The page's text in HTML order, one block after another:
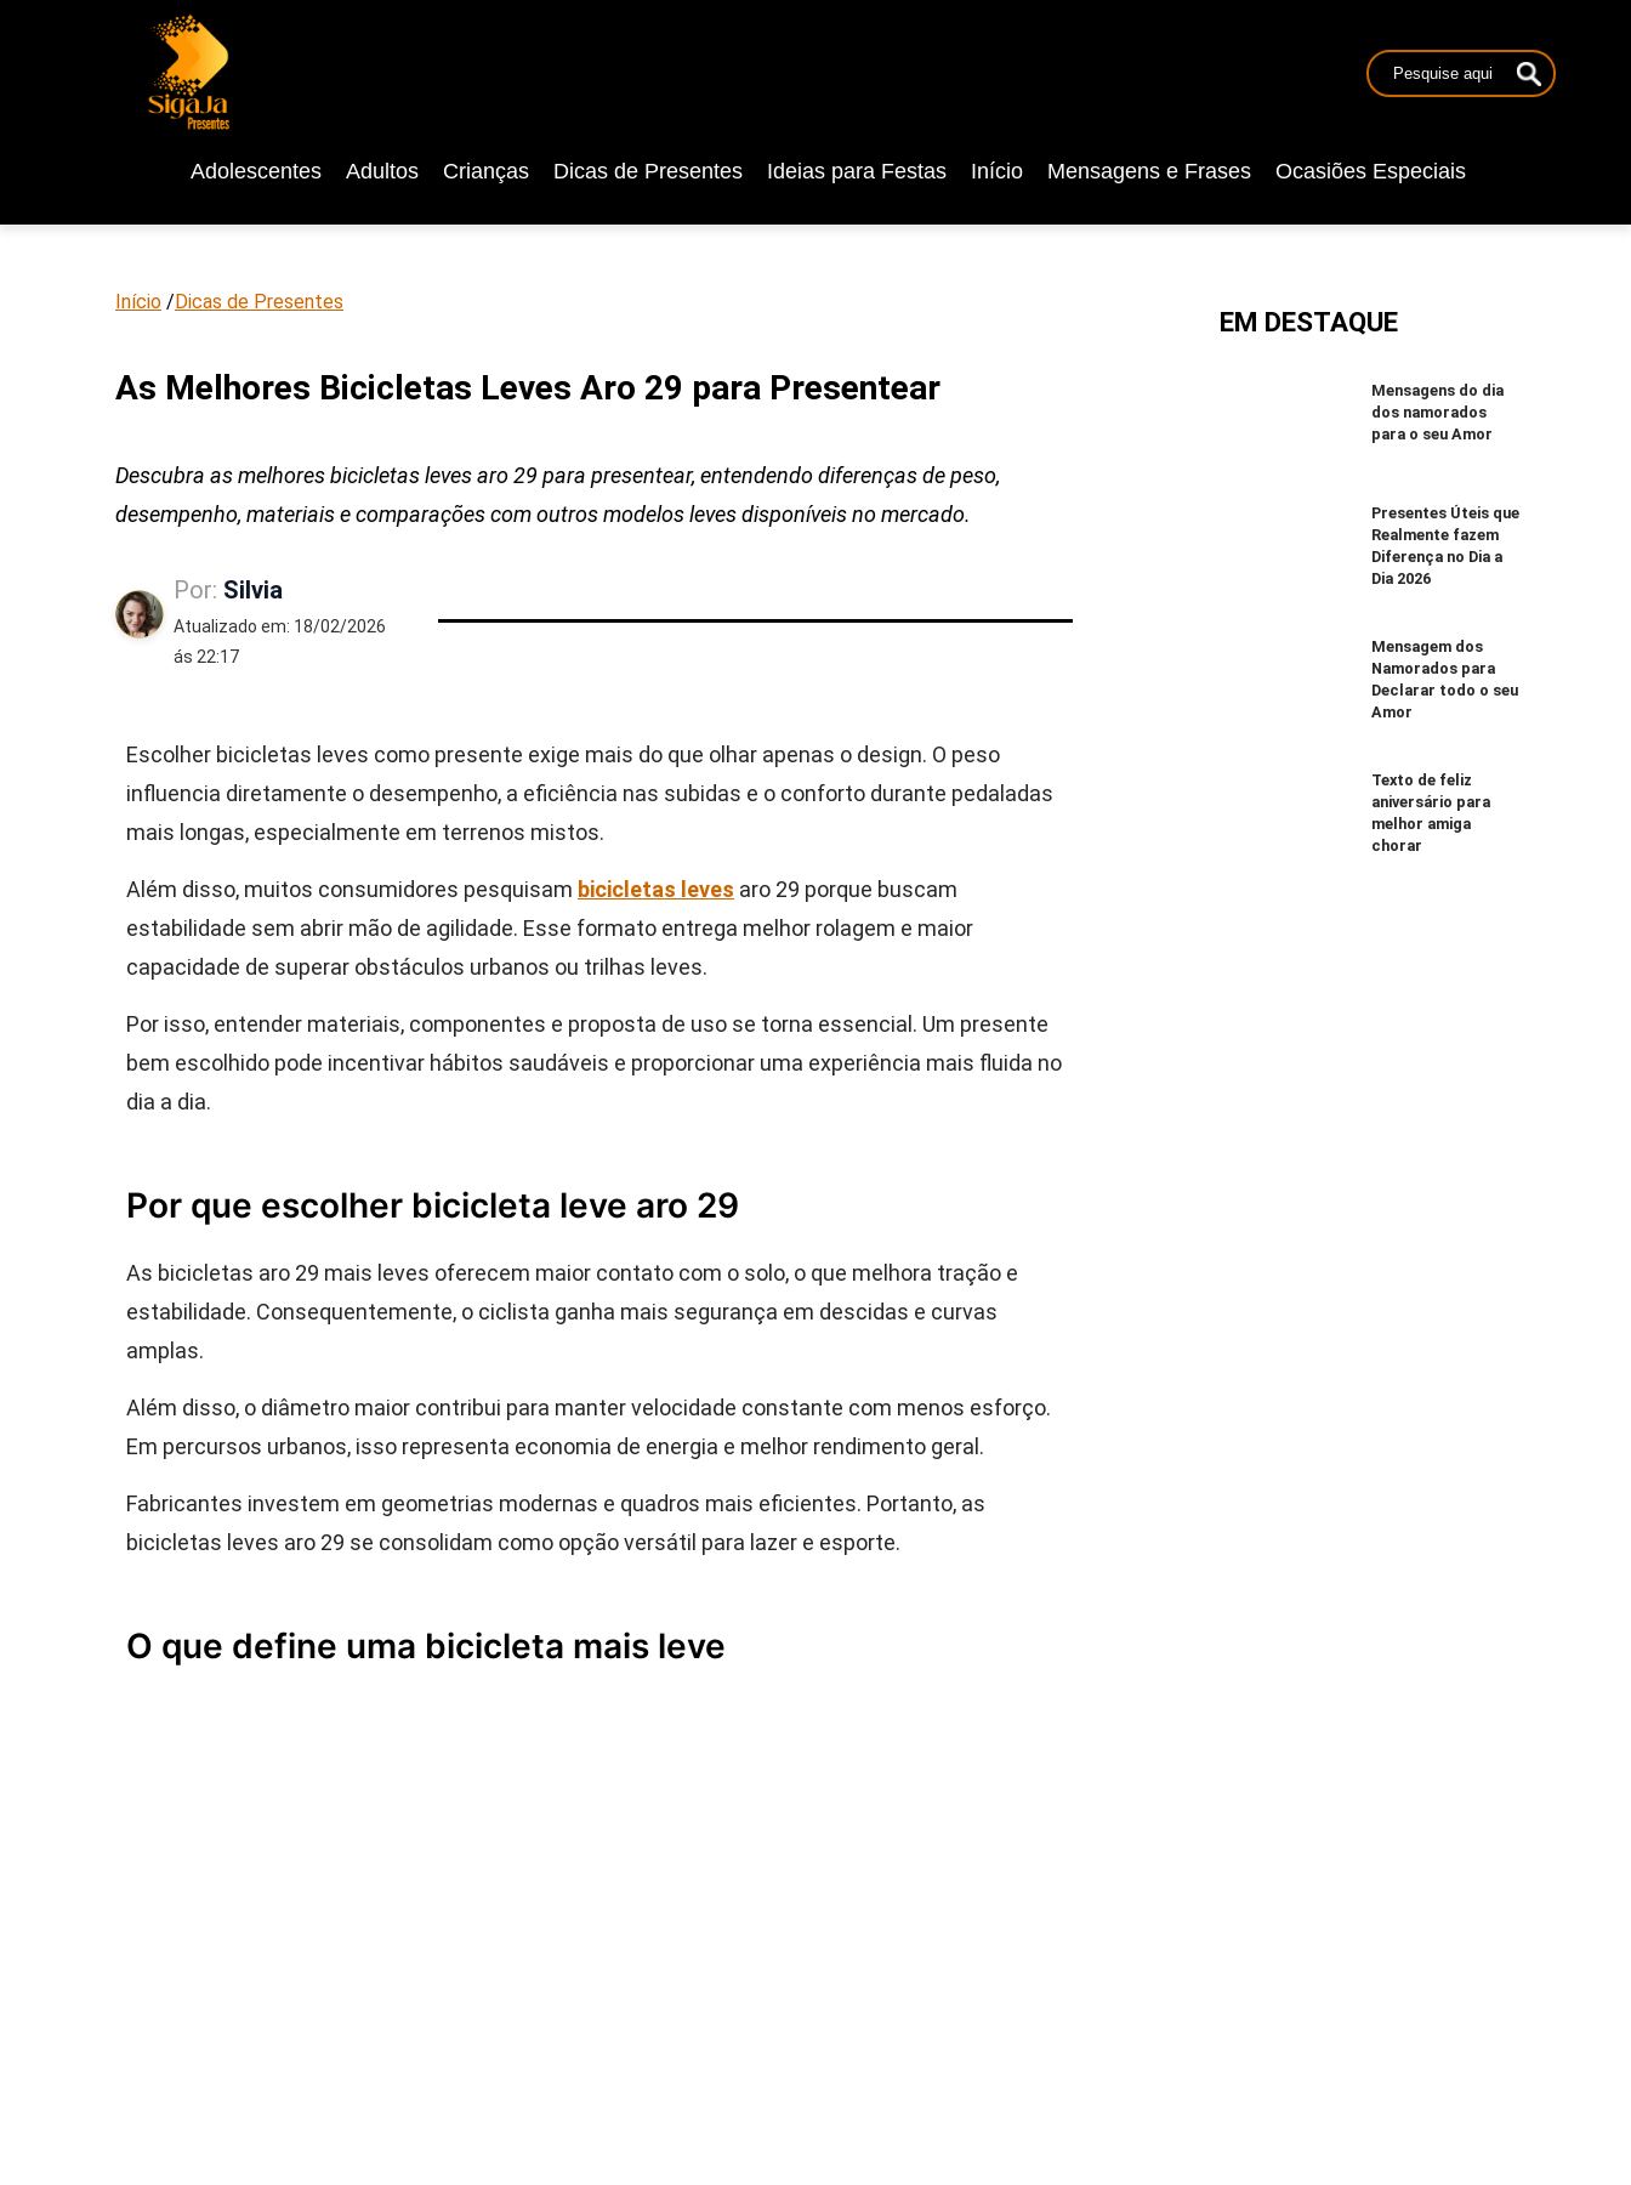
Adolescentes Adultos Crianças Dicas de Presentes Ideias para Festas Início Mensagens e Frases Ocasiões Especiais
Início /Dicas de Presentes
As Melhores Bicicletas Leves Aro 29 para Presentear
Descubra as melhores bicicletas leves aro 29 para presentear, entendendo diferenças de peso,
desempenho, materiais e comparações com outros modelos leves disponíveis no mercado.
Por: Silvia
Atualizado em: 18/02/2026
ás 22:17
Escolher bicicletas leves como presente exige mais do que olhar apenas o design. O peso
influencia diretamente o desempenho, a eficiência nas subidas e o conforto durante pedaladas
mais longas, especialmente em terrenos mistos.
Além disso, muitos consumidores pesquisam bicicletas leves aro 29 porque buscam
estabilidade sem abrir mão de agilidade. Esse formato entrega melhor rolagem e maior
capacidade de superar obstáculos urbanos ou trilhas leves.
Por isso, entender materiais, componentes e proposta de uso se torna essencial. Um presente
bem escolhido pode incentivar hábitos saudáveis e proporcionar uma experiência mais fluida no
dia a dia.
Por que escolher bicicleta leve aro 29
As bicicletas aro 29 mais leves oferecem maior contato com o solo, o que melhora tração e
estabilidade. Consequentemente, o ciclista ganha mais segurança em descidas e curvas
amplas.
Além disso, o diâmetro maior contribui para manter velocidade constante com menos esforço.
Em percursos urbanos, isso representa economia de energia e melhor rendimento geral.
Fabricantes investem em geometrias modernas e quadros mais eficientes. Portanto, as
bicicletas leves aro 29 se consolidam como opção versátil para lazer e esporte.
O que define uma bicicleta mais leve
EM DESTAQUE
Mensagens do dia
dos namorados
para o seu Amor
Presentes Úteis que
Realmente fazem
Diferença no Dia a
Dia 2026
Mensagem dos
Namorados para
Declarar todo o seu
Amor
Texto de feliz
aniversário para
melhor amiga
chorar